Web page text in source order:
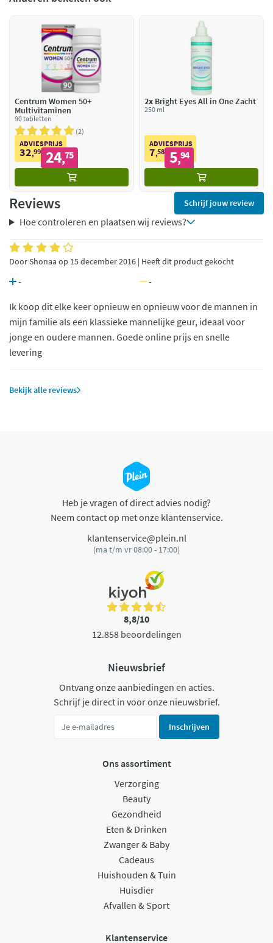
Centrum Women 50+
Multivitaminen
90 tabletten
2
ADVIESPRIJS
32,99 24,75
2x Bright Eyes All in One Zacht
250 ml
ADVIESPRIJS
7,58 5,94
Reviews Schrijf jouw review
Hoe controleren en plaatsen wij reviews?
Door Shonaa op 15 december 2016 | Heeft dit product gekocht
- -
Ik koop dit elke keer opnieuw en opnieuw voor de mannen in
mijn familie als een klassieke mannelijke geur, ideaal voor
jonge en oudere mannen. Goede online prijs en snelle
levering
Bekijk alle reviews
Heb je vragen of direct advies nodig?
Neem contact op met onze klantenservice.
klantenservice@plein.nl
(ma t/m vr 08:00 - 17:00)
8,8/10
12.858 beoordelingen
Nieuwsbrief
Ontvang onze aanbiedingen en acties.
Schrijf je direct in voor onze nieuwsbrief.
Inschrijven
Ons assortiment
Verzorging
Beauty
Gezondheid
Eten & Drinken
Zwanger & Baby
Cadeaus
Huishouden & Tuin
Huisdier
Afvallen & Sport
Klantenservice